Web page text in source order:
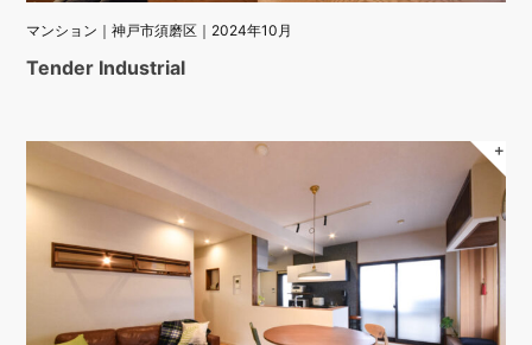
マンション｜神戸市須磨区｜2024年10月
Tender Industrial
＋